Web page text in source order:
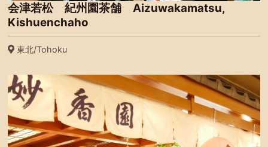
会津若松 紀州園茶舗 Aizuwakamatsu,
Kishuenchaho
東北/Tohoku